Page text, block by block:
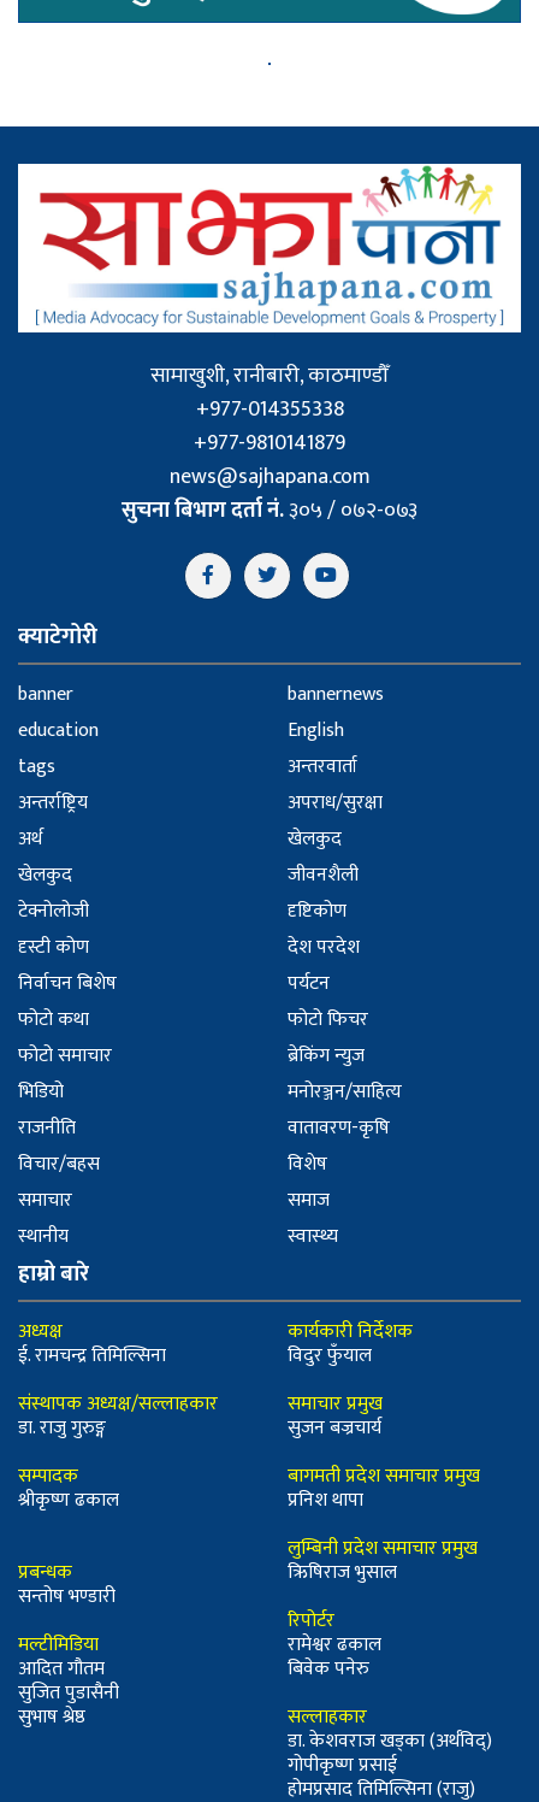
सामाखुशी, रानीबारी, काठमाण्डौँ
+977-014355338
+977-9810141879
news@sajhapana.com
सुचना बिभाग दर्ता नं.३०५ / ०७२-०७३
क्याटेगोरी
banner
bannernews
education
English
tags
अन्तरवार्ता
अन्तर्राष्ट्रिय
अपराध/सुरक्षा
अर्थ
खेलकुद
खेलकुद
जीवनशैली
टेक्नोलोजी
दृष्टिकोण
दृस्टी कोण
देश परदेश
निर्वाचन बिशेष
पर्यटन
फोटो कथा
फोटो फिचर
फोटो समाचार
ब्रेकिंग न्युज
भिडियो
मनोरञ्जन/साहित्य
राजनीति
वातावरण-कृषि
विचार/बहस
विशेष
समाचार
समाज
स्थानीय
स्वास्थ्य
हाम्रो बारे
अध्यक्ष
ई. रामचन्द्र तिमिल्सिना
संस्थापक अध्यक्ष/सल्लाहकार
डा. राजु गुरुङ्ग
सम्पादक
श्रीकृष्ण ढकाल
प्रबन्धक
सन्तोष भण्डारी
मल्टीमिडिया
आदित गौतम
सुजित पुडासैनी
सुभाष श्रेष्ठ
कार्यकारी निर्देशक
विदुर फुँयाल
समाचार प्रमुख
सुजन बज्रचार्य
बागमती प्रदेश समाचार प्रमुख
प्रनिश थापा
लुम्बिनी प्रदेश समाचार प्रमुख
ऋिषिराज भुसाल
रिपोर्टर
रामेश्वर ढकाल
बिवेक पनेरु
सल्लाहकार
डा. केशवराज खड्का (अर्थविद्)
गोपीकृष्ण प्रसाई
होमप्रसाद तिमिल्सिना (राजु)